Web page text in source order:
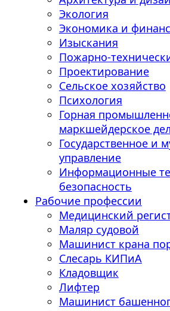
Экология
Экономика и
Изыскания
Пожарно-
Проектирование
Сельское хозяйство
Психология
Горная
маркшейдерское
Государственное и
управление
Информационные
безопасность
Рабочие профессии
Медицинский
Маляр судовой
Машинист крана
Слесарь КИПиА
Кладовщик
Лифтер
Машинист